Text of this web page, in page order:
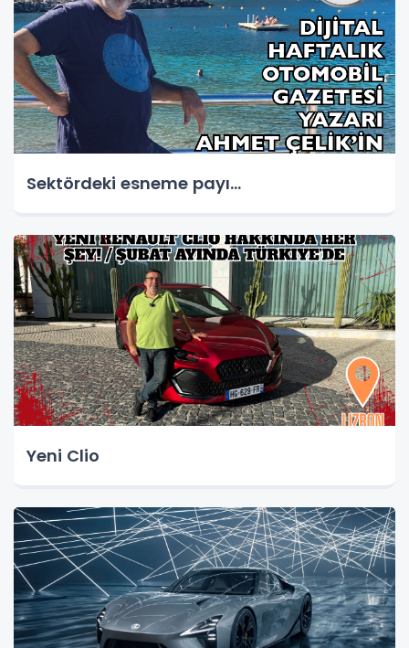
Sektördeki esneme payı…
Yeni Clio